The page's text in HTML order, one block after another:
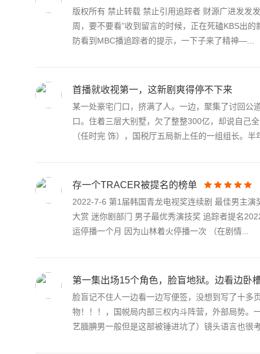
版权所有 禁止转载 禁止引用追踪者 财源广进发发
周，要不要看”收到留言的时候，正在死磕KBS出
防看到MBC播追踪者的提示，一下子来了精神—...
首播就收视第一，这新剧爽得停不下来
某一处豪宅门口，挤满了人。一边，聚集了讨回公
口。住着三层大别墅，欠了整整300亿，却说自己
（任时完 饰），国税厅五局新上任的一组组长。半
存一个TRACER被提名的榜单
2022-7-6 第1届韩国青龙电视奖连续剧 最佳男主
大赏 迷你剧部门 男子最优秀演技奖 追踪者提名
运停播一个月 因为山林着火停播一次 （在剧情...
第一集出场15个角色，脸盲地狱。边看边卧
脸盲记不住人一边看一边写便签，没想到写了十多
物！！！，国帨局内部三权内斗阵营，外部局势。
艺腼腆男一般但是这部被锤进坑了）镜头语言也很